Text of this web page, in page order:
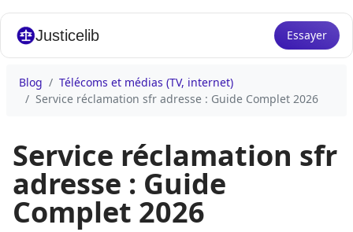
Justicelib Essayer
Blog
Télécoms et médias (TV, internet)
Service réclamation sfr adresse : Guide Complet 2026
Service réclamation sfr
adresse : Guide
Complet 2026